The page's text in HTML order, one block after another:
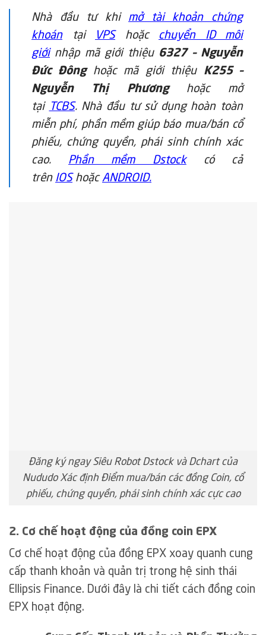
Nhà đầu tư khi mở tài khoản chứng
khoántại VPShoặc chuyển ID môi
giớinhập mã giới thiệu 6327 – Nguyễn
Đức Đônghoặc mã giới thiệu K255 –
Nguyễn Thị Phương hoặc mở
tại TCBS. Nhà đầu tư sử dụng hoàn toàn
miễn phí, phần mềm giúp báo mua/bán cổ
phiếu, chứng quyền, phái sinh chính xác
cao. Phần mềm Dstockcó cả
trên IOShoặcANDROID.
Đăng ký ngay Siêu Robot Dstock và Dchart của
Nududo Xác định Điểm mua/bán các đồng Coin, cổ
phiếu, chứng quyền, phái sinh chính xác cực cao
2. Cơ chế hoạt động của đồng coin EPX
Cơ chế hoạt động của đồng EPX xoay quanh cung
cấp thanh khoản và quản trị trong hệ sinh thái
Ellipsis Finance. Dưới đây là chi tiết cách đồng coin
EPX hoạt động.